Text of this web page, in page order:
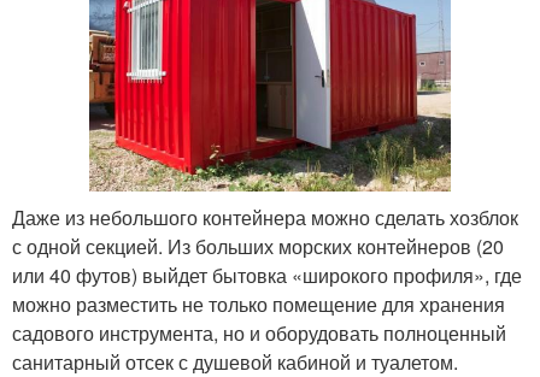
Даже из небольшого контейнера можно сделать хозблок
с одной секцией. Из больших морских контейнеров (20
или 40 футов) выйдет бытовка «широкого профиля», где
можно разместить не только помещение для хранения
садового инструмента, но и оборудовать полноценный
санитарный отсек с душевой кабиной и туалетом.